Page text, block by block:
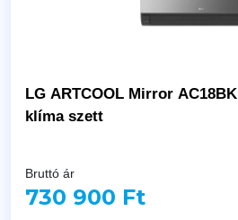
LG ARTCOOL Mirror
klíma szett
Bruttó ár
730 900 Ft